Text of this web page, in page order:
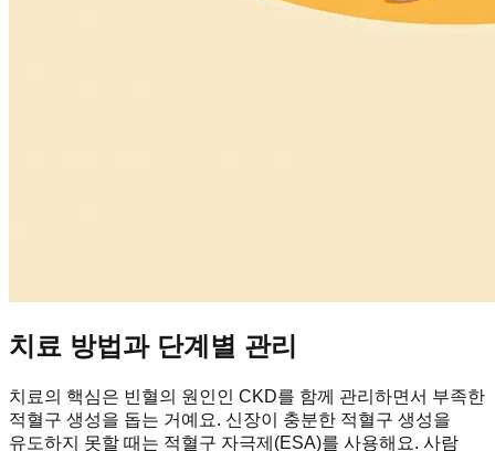
치료 방법과 단계별 관리
치료의 핵심은 빈혈의 원인인 CKD를 함께 관리하면서 부족한
적혈구 생성을 돕는 거예요. 신장이 충분한 적혈구 생성을
유도하지 못할 때는 적혈구 자극제(ESA)를 사용해요. 사람